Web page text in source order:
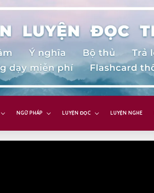
NGỮ PHÁP LUYỆN ĐỌC LUYỆN NGHE